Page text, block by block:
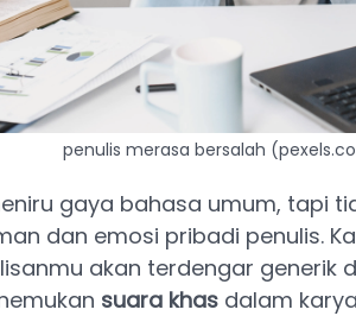
penulis merasa bersalah
gaya bahasa umum, tapi
dan emosi pribadi penulis.
akan terdengar generik
suara khas dalam